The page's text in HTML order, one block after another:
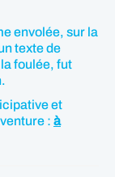
envolée, sur la
texte de
foulée, fut
et
: à